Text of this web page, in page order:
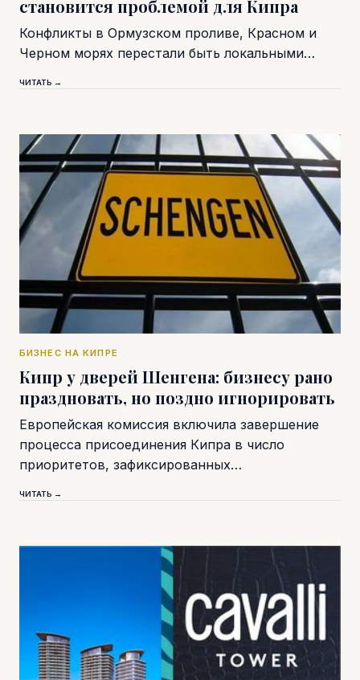
становится проблемой для Кипра
Конфликты в Ормузском проливе, Красном и
Черном морях перестали быть локальными…
ЧИТАТЬ →
БИЗНЕС НА КИПРЕ
Кипр у дверей Шенгена: бизнесу рано
праздновать, но поздно игнорировать
Европейская комиссия включила завершение
процесса присоединения Кипра в число
приоритетов, зафиксированных…
ЧИТАТЬ →